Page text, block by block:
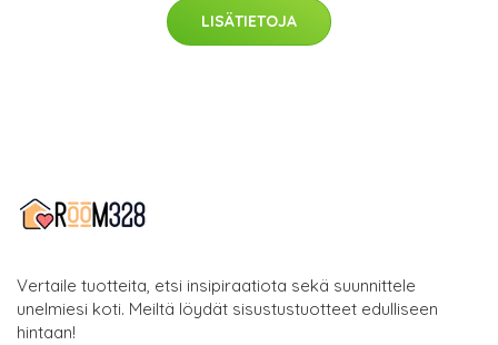
LISÄTIETOJA
Vertaile tuotteita, etsi insipiraatiota sekä suunnittele
unelmiesi koti. Meiltä löydät sisustustuotteet edulliseen
hintaan!